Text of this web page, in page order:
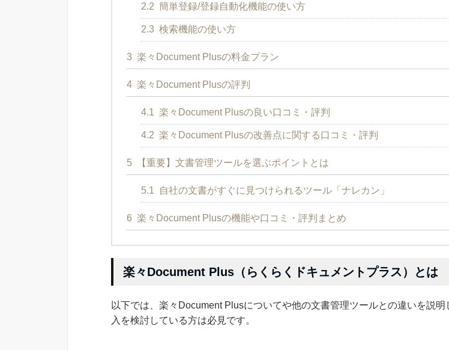
2.2 簡単登録/登録自動化機能の使い方
2.3 検索機能の使い方
3 楽々Document Plusの料金プラン
4 楽々Document Plusの評判
4.1 楽々Document Plusの良い口コミ・評判
4.2 楽々Document Plusの改善点に関する口コミ・評判
5 【重要】文書管理ツールを選ぶポイントとは
5.1 自社の文書がすぐに見つけられるツール「ナレカン」
6 楽々Document Plusの機能や口コミ・評判まとめ
楽々Document Plus（らくらくドキュメントプラス）とは
以下では、楽々Document Plusについてや他の文書管理ツールとの違いを説明
入を検討している方は必見です。